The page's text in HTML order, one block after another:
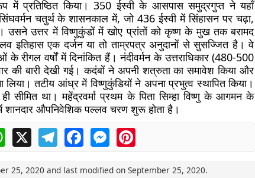
में प्रतिष्ठित किया। 350 ईस्वी के आसपास समुद्रगुप्त ने यहाँ
चतुर्थ के शासनकाल में, जो 436 ईस्वी में सिंहासन पर चढ़ा,
उत्तर में विष्णुकुंडों में खोए प्रांतों को कृष्ण के मुख तक बरामद
इतिहास एक दर्जन या तो ताम्रपत्र अनुदानों से सुसज्जित है। वे
रीगल वर्षों में दिनांकित हैं। नंदीवर्मन के उत्तराधिकार (480-500
की बारी देखी गई। कदंबों ने अपनी शत्रुता का समावेश किया और
तटीय आंध्र में विष्णुकुंडियों ने अपना प्रभुत्व स्थापित किया।
सीमित था। महेंद्रवर्मा प्रथम के पिता सिम्हा विष्णु के आगमन के
शानदार औपनिवेशिक पल्लव चरण शुरू होता है।
WhatsApp
X TelegramFacebookMessengerPinterest
25, 2020 and last modified on September 25, 2020.